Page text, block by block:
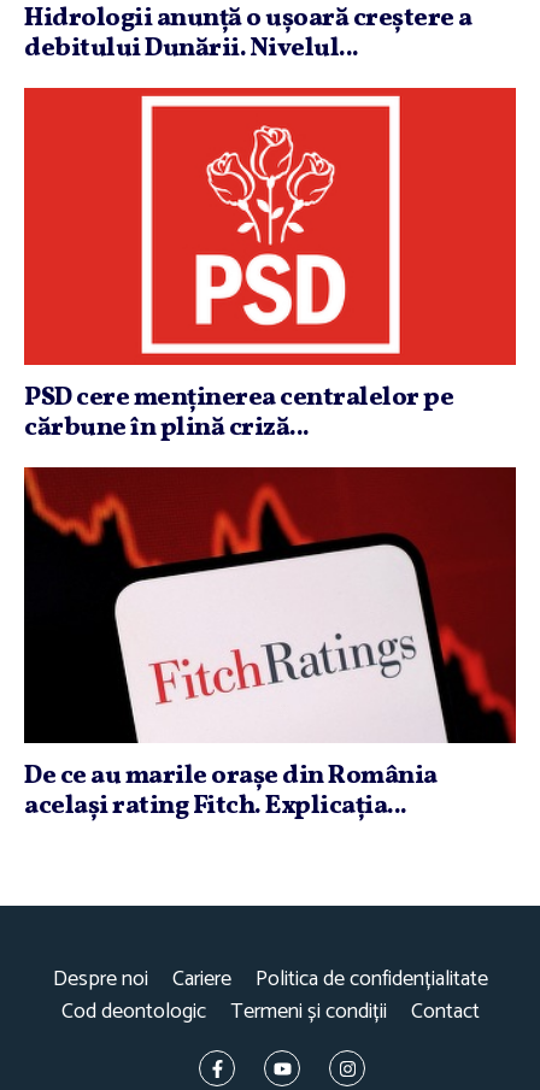
Hidrologii anunţă o uşoară creştere a
debitului Dunării. Nivelul...
PSD cere menţinerea centralelor pe
cărbune în plină criză...
De ce au marile oraşe din România
acelaşi rating Fitch. Explicaţia...
Despre noi Cariere
Politica de confidențialitate
Cod deontologic
Termeni și condiții Contact